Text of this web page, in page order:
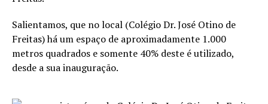
Salientamos, que no local (Colégio Dr. José Otino de
Freitas) há um espaço de aproximadamente 1.000
metros quadrados e somente 40% deste é utilizado,
desde a sua inauguração.